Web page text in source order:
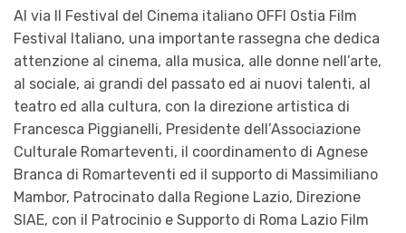
Al via Il Festival del Cinema italiano OFFI Ostia Film
Festival Italiano, una importante rassegna che dedica
attenzione al cinema, alla musica, alle donne nell’arte,
al sociale, ai grandi del passato ed ai nuovi talenti, al
teatro ed alla cultura, con la direzione artistica di
Francesca Piggianelli, Presidente dell’Associazione
Culturale Romarteventi, il coordinamento di Agnese
Branca di Romarteventi ed il supporto di Massimiliano
Mambor, Patrocinato dalla Regione Lazio, Direzione
SIAE, con il Patrocinio e Supporto di Roma Lazio Film